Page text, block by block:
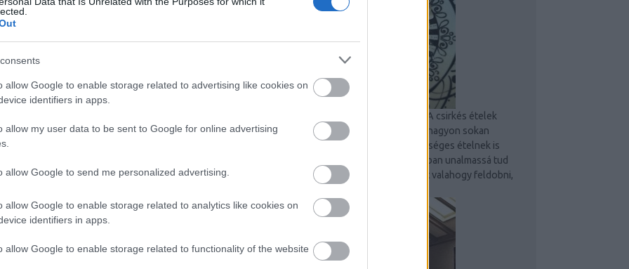
allow Google to enable storage related to advertising like cookies on
identifiers in apps.
allow my user data to be sent to Google for online advertising
allow Google to send me personalized advertising.
allow Google to enable storage related to analytics like cookies on
identifiers in apps.
allow Google to enable storage related to functionality of the website
Sült csirkecombos tésztaA csirkés ételek
A legjobb laptop videókártyákMi a szerepük
videokártyái (más néven grafikus kártyák vagy
GPU-k) lényeges szerepet töltenek be a
a komponensek...
A csirkés ételek
mindig megunhatatlanok, nagyon sokan
szeretik és egyben egészséges ételnek is
számít. Egy idő után azonban unalmassá tud
válni, ezért érdemes lehet valahogy feldobni,